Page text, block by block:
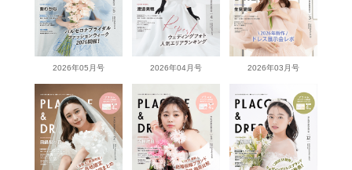
2026年05月号 2026年04月号 2026年03月号